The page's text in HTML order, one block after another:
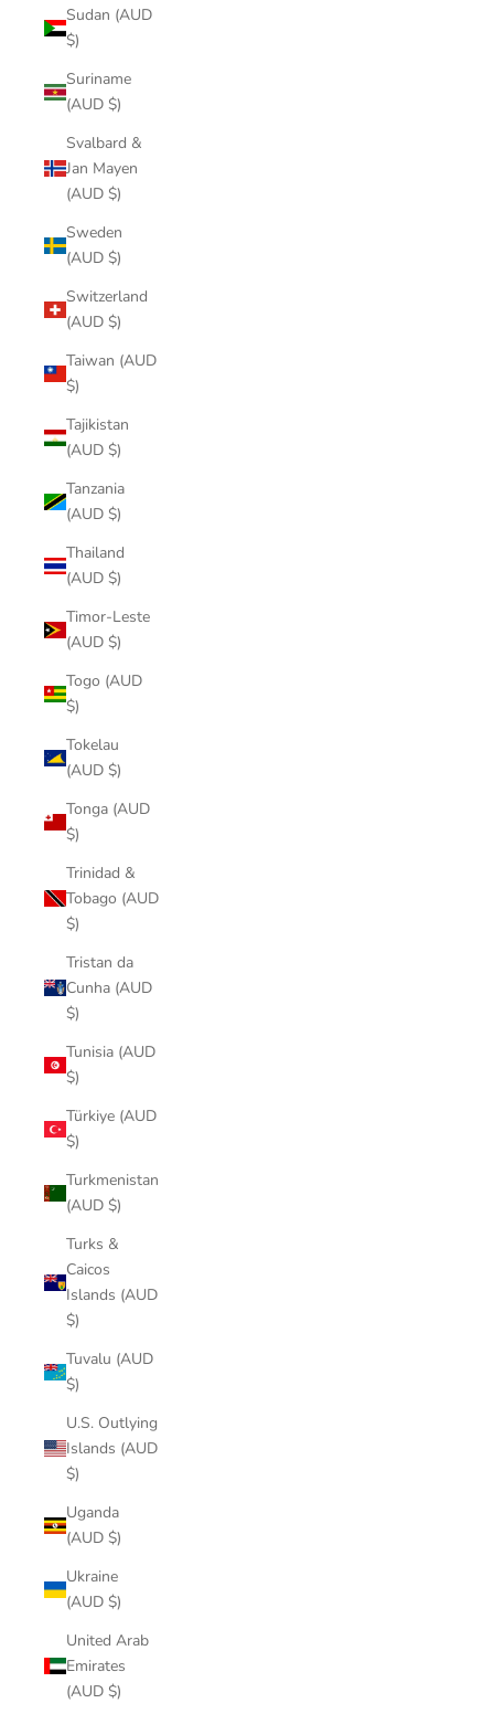
Sudan (AUD
$)
Suriname
(AUD $)
Svalbard &
Jan Mayen
(AUD $)
Sweden
(AUD $)
Switzerland
(AUD $)
Taiwan (AUD
$)
Tajikistan
(AUD $)
Tanzania
(AUD $)
Thailand
(AUD $)
Timor-Leste
(AUD $)
Togo (AUD
$)
Tokelau
(AUD $)
Tonga (AUD
$)
Trinidad &
Tobago (AUD
$)
Tristan da
Cunha (AUD
$)
Tunisia (AUD
$)
Türkiye (AUD
$)
Turkmenistan
(AUD $)
Turks &
Caicos
Islands (AUD
$)
Tuvalu (AUD
$)
U.S. Outlying
Islands (AUD
$)
Uganda
(AUD $)
Ukraine
(AUD $)
United Arab
Emirates
(AUD $)